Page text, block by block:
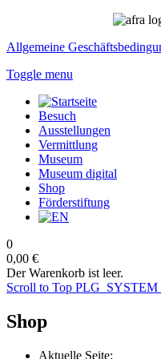
Allgemeine
Toggle menu
Besuch
Ausstellungen
Vermittlung
Museum
Museum digital
Shop
Förderstiftung
0
0,00 €
Der Warenkorb ist leer.
Scroll to Top
Shop
Aktuelle Seite: